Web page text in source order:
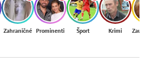
Zahraničné Prominenti Šport Krimi